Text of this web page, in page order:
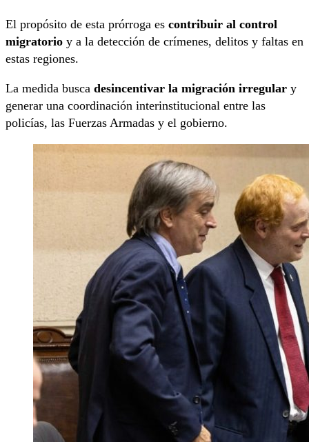
El propósito de esta prórroga es contribuir al control
migratorio y a la detección de crímenes, delitos y faltas en
estas regiones.
La medida busca desincentivar la migración irregular y
generar una coordinación interinstitucional entre las
policías, las Fuerzas Armadas y el gobierno.